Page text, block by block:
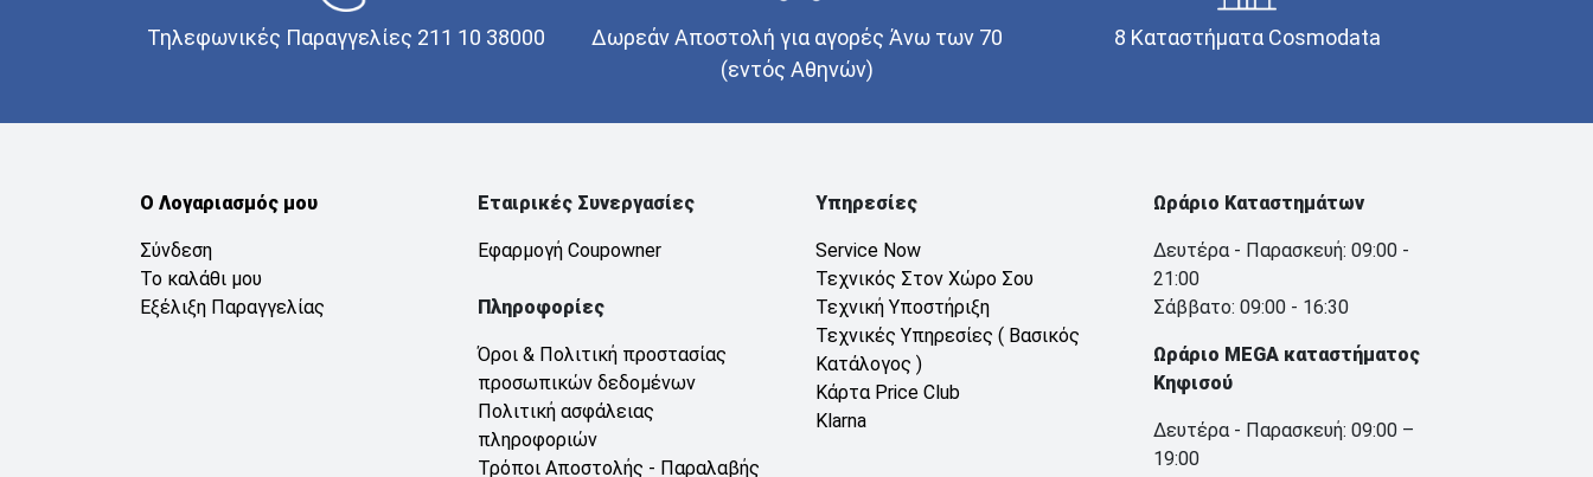
Τηλεφωνικές Παραγγελίες 211 10 38000
Δωρεάν Αποστολή για αγορές Άνω των 70
(εντός Αθηνών)
8 Καταστήματα Cosmodata
Ο Λογαριασμός μου
Σύνδεση
Το καλάθι μου
Εξέλιξη Παραγγελίας
Εταιρικές Συνεργασίες
Εφαρμογή Coupowner
Πληροφορίες
Όροι & Πολιτική προστασίας
προσωπικών δεδομένων
Πολιτική ασφάλειας
πληροφοριών
Τρόποι Αποστολής - Παραλαβής
Υπηρεσίες
Service Now
Τεχνικός Στον Χώρο Σου
Τεχνική Υποστήριξη
Τεχνικές Υπηρεσίες ( Βασικός
Κατάλογος )
Κάρτα Price Club
Klarna
Ωράριο Καταστημάτων
Δευτέρα - Παρασκευή: 09:00 -
21:00
Σάββατο: 09:00 - 16:30
Ωράριο MEGA καταστήματος
Κηφισού
Δευτέρα - Παρασκευή: 09:00 –
19:00